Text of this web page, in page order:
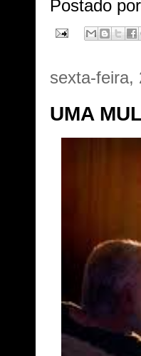
Postado por
sexta-feira,
UMA